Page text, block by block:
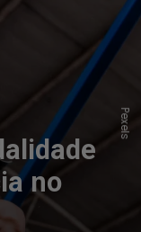
no
Pexels